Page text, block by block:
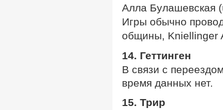
Алла Булашевская
Игры обычно
общины, Kniellinger
14. Геттинген
В связи с
время данных нет.
15. Трир